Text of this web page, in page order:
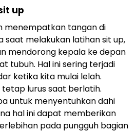
up
menempatkan tangan di
saat melakukan latihan sit up,
mendorong kepala ke depan
tubuh. Hal ini sering terjadi
ketika kita mulai lelah.
lurus saat berlatih.
untuk menyentuhkan dahi
hal ini dapat memberikan
pada pungguh bagian